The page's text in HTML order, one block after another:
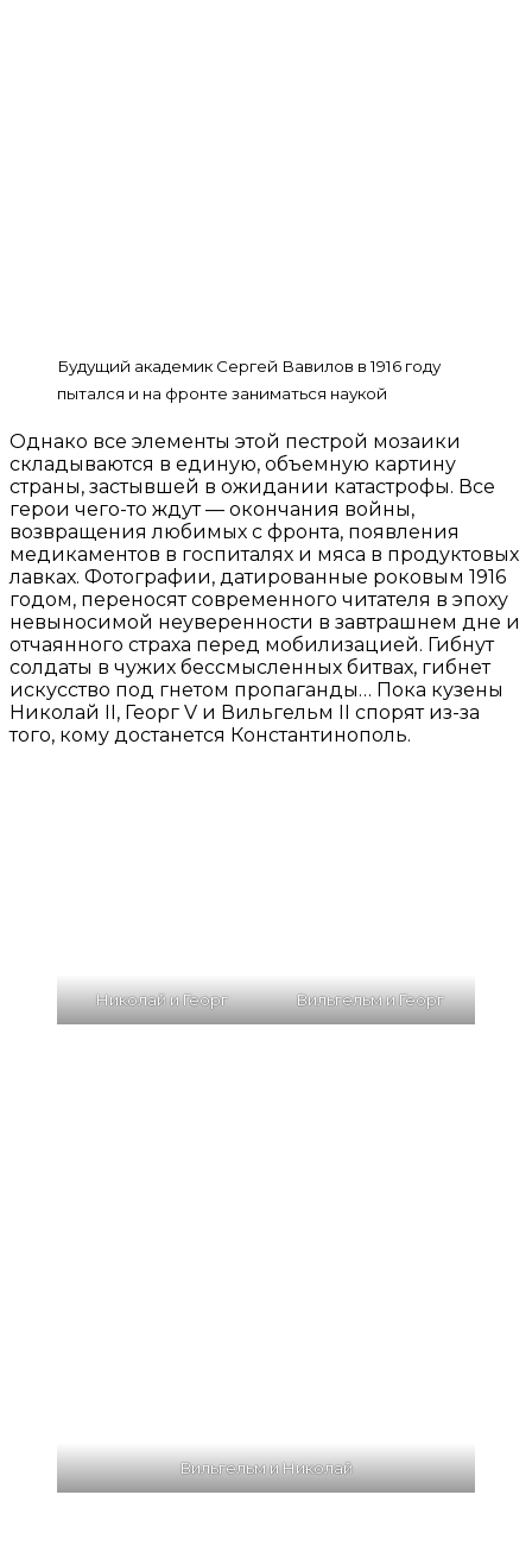
Будущий академик Сергей Вавилов в 1916 году
пытался и на фронте заниматься наукой
Однако все элементы этой пестрой мозаики
складываются в единую, объемную картину
страны, застывшей в ожидании катастрофы. Все
герои чего-то ждут — окончания войны,
возвращения любимых с фронта, появления
медикаментов в госпиталях и мяса в продуктовых
лавках. Фотографии, датированные роковым 1916
годом, переносят современного читателя в эпоху
невыносимой неуверенности в завтрашнем дне и
отчаянного страха перед мобилизацией. Гибнут
солдаты в чужих бессмысленных битвах, гибнет
искусство под гнетом пропаганды… Пока кузены
Николай II, Георг V и Вильгельм II спорят из-за
того, кому достанется Константинополь.
Николай и Георг Вильгельм и Георг
Вильгельм и Николай